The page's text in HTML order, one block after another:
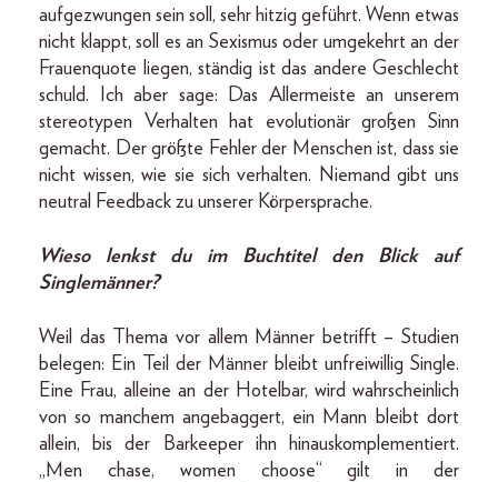
aufgezwungen sein soll, sehr hitzig geführt. Wenn etwas
nicht klappt, soll es an Sexismus oder umgekehrt an der
Frauenquote liegen, ständig ist das andere Geschlecht
schuld. Ich aber sage: Das Allermeiste an unserem
stereotypen Verhalten hat evolutionär großen Sinn
gemacht. Der größte Fehler der Menschen ist, dass sie
nicht wissen, wie sie sich verhalten. Niemand gibt uns
neu­tral Feedback zu unserer Körpersprache.
Wieso lenkst du im Buchtitel den Blick auf
Singlemänner?
Weil das Thema vor allem Männer betrifft – Studien
belegen: Ein Teil der Männer bleibt unfreiwillig Single.
Eine Frau, alleine an der Hotelbar, wird wahrscheinlich
von so manchem angebaggert, ein Mann bleibt dort
allein, bis der Barkeeper ihn hinauskomplementiert.
„Men chase, women choose“ gilt in der